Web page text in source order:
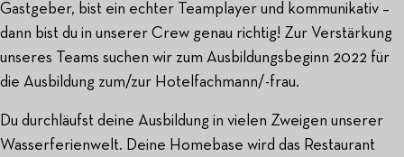
Gastgeber, bist ein echter Teamplayer und kommunikativ –
dann bist du in unserer Crew genau richtig! Zur Verstärkung
unseres Teams suchen wir zum Ausbildungsbeginn 2022 für
die Ausbildung zum/zur Hotelfachmann/-frau.
Du durchläufst deine Ausbildung in vielen Zweigen unserer
Wasserferienwelt. Deine Homebase wird das Restaurant